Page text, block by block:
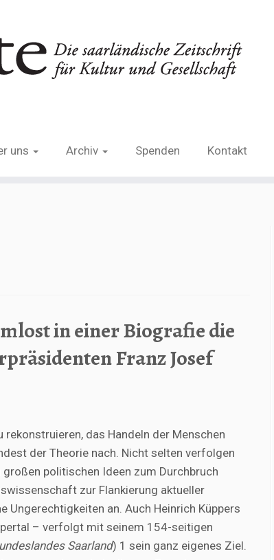
uns Archiv Spenden Kontakt
in einer Biografie die
Franz Josef
das Handeln der Menschen
der Theorie nach. Nicht selten verfolgen
politischen Ideen zum Durchbruch
zur Flankierung aktueller
Ungerechtigkeiten an. Auch Heinrich Küppers
– verfolgt mit seinem 154-seitigen
Saarland) 1 sein ganz eigenes Ziel.